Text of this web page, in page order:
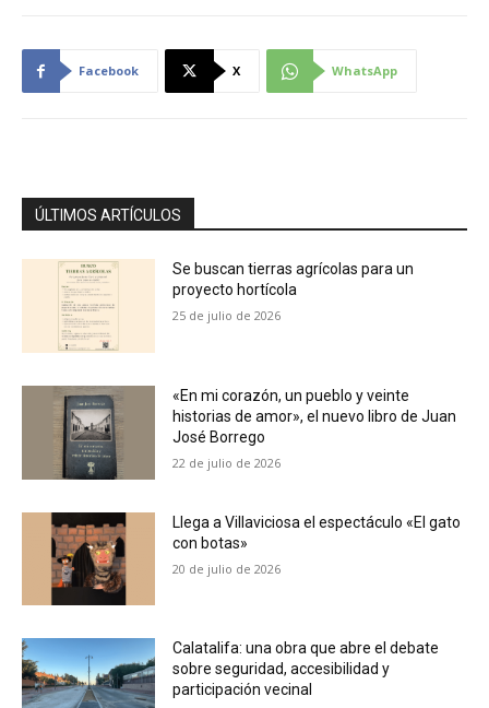
Facebook X WhatsApp
ÚLTIMOS ARTÍCULOS
Se buscan tierras agrícolas para un
proyecto hortícola
25 de julio de 2026
«En mi corazón, un pueblo y veinte
historias de amor», el nuevo libro de Juan
José Borrego
22 de julio de 2026
Llega a Villaviciosa el espectáculo «El gato
con botas»
20 de julio de 2026
Calatalifa: una obra que abre el debate
sobre seguridad, accesibilidad y
participación vecinal